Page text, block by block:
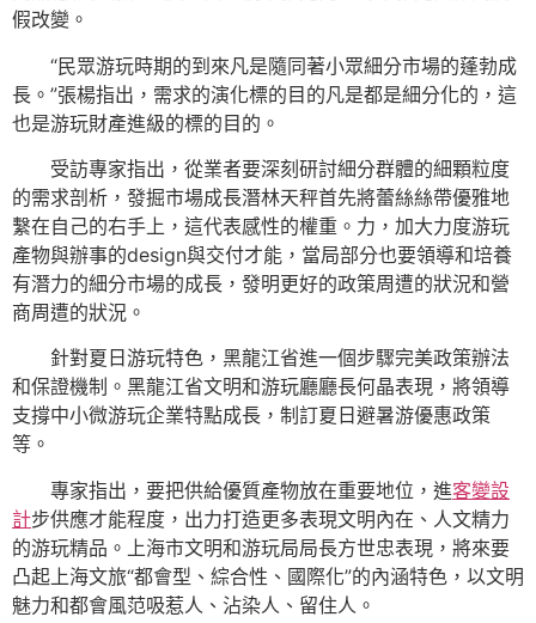
假改變。
“民眾游玩時期的到來凡是隨同著小眾細分市場的蓬勃成
長。”張楊指出，需求的演化標的目的凡是都是細分化的，這
也是游玩財產進級的標的目的。
受訪專家指出，從業者要深刻研討細分群體的細顆粒度
的需求剖析，發掘市場成長潛林天秤首先將蕾絲絲帶優雅地
繫在自己的右手上，這代表感性的權重。力，加大力度游玩
產物與辦事的design與交付才能，當局部分也要領導和培養
有潛力的細分市場的成長，發明更好的政策周遭的狀況和營
商周遭的狀況。
針對夏日游玩特色，黑龍江省進一個步驟完美政策辦法
和保證機制。黑龍江省文明和游玩廳廳長何晶表現，將領導
支撐中小微游玩企業特點成長，制訂夏日避暑游優惠政策
等。
專家指出，要把供給優質產物放在重要地位，進客變設
計步供應才能程度，出力打造更多表現文明內在、人文精力
的游玩精品。上海市文明和游玩局局長方世忠表現，將來要
凸起上海文旅“都會型、綜合性、國際化”的內涵特色，以文明
魅力和都會風范吸惹人、沾染人、留住人。